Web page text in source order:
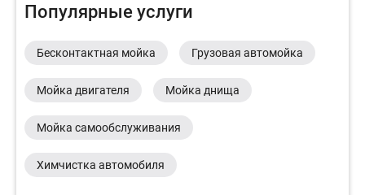
Популярные услуги
Бесконтактная мойка Грузовая автомойка
Мойка двигателя Мойка днища
Мойка самообслуживания
Химчистка автомобиля